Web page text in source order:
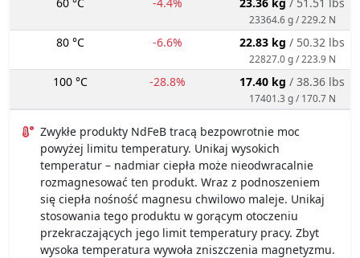
23364.6 g / 229.2 N
80 °C -6.6% 22.83 kg / 50.32 lbs
22827.0 g / 223.9 N
100 °C -28.8% 17.40 kg / 38.36 lbs
17401.3 g / 170.7 N
Zwykłe produkty NdFeB tracą bezpowrotnie moc
powyżej limitu temperatury. Unikaj wysokich
temperatur – nadmiar ciepła może nieodwracalnie
rozmagnesować ten produkt. Wraz z podnoszeniem
się ciepła nośność magnesu chwilowo maleje. Unikaj
stosowania tego produktu w gorącym otoczeniu
przekraczających jego limit temperatury pracy. Zbyt
wysoka temperatura wywoła zniszczenia magnetyzmu.